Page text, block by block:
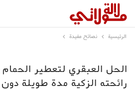
الرئيسية نصائح مفيدة
الحل العبقري لتعطير
رائحته الزكية مدة طويلة